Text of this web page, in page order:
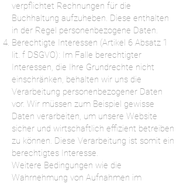
verpflichtet Rechnungen für die
Buchhaltung aufzuheben. Diese enthalten
in der Regel personenbezogene Daten.
Berechtigte Interessen (Artikel 6 Absatz 1
lit. f DSGVO): Im Falle berechtigter
Interessen, die Ihre Grundrechte nicht
einschränken, behalten wir uns die
Verarbeitung personenbezogener Daten
vor. Wir müssen zum Beispiel gewisse
Daten verarbeiten, um unsere Website
sicher und wirtschaftlich effizient betreiben
zu können. Diese Verarbeitung ist somit ein
berechtigtes Interesse.
Weitere Bedingungen wie die
Wahrnehmung von Aufnahmen im